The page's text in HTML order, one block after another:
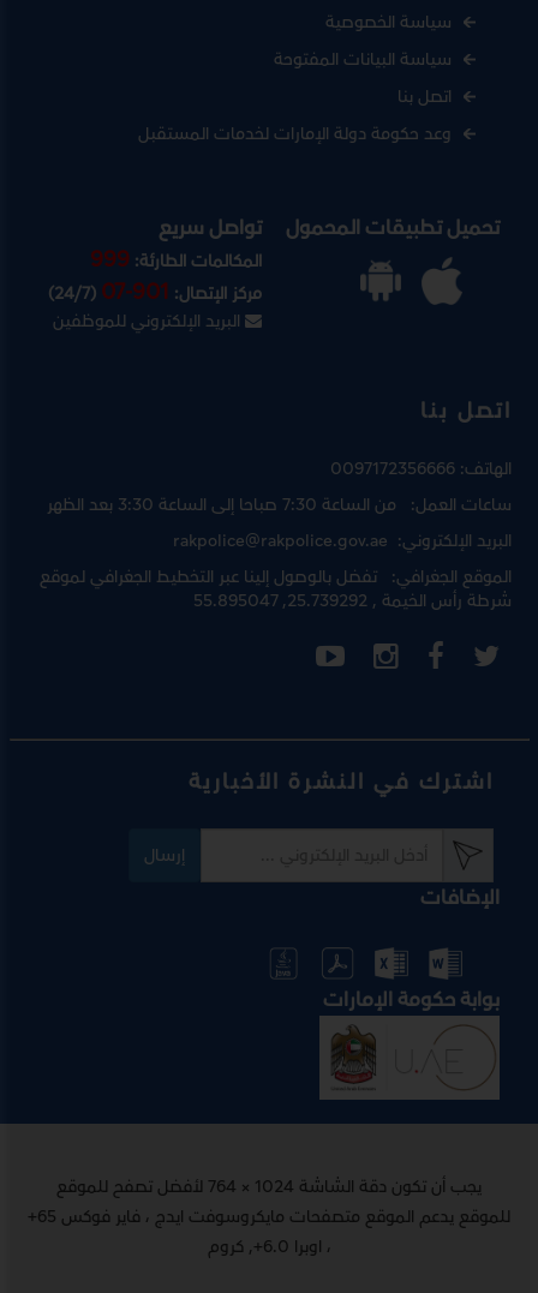
سياسة الخصوصية
سياسة البيانات المفتوحة
اتصل بنا
وعد حكومة دولة الإمارات لخدمات المستقبل
تحميل تطبيقات المحمول تواصل سريع
المكالمات الطارئة:999
مركز الإتصال:07-901
(24/7)
البريد الإلكتروني للموظفين
اتصل بنا
الهاتف:0097172356666
ساعات العمل: من الساعة 7:30 صباحا إلى الساعة 3:30 بعد الظهر
البريد الإلكتروني:rakpolice@rakpolice.gov.ae
الموقع الجغرافي: تفضل بالوصول إلينا عبرالتخطيط الجغرافي لموقع
شرطة رأس الخيمة, 25.739292, 55.895047
اشترك في النشرة الأخبارية
إرسال
الإضافات
بوابة حكومة الإمارات
يجب أن تكون دقة الشاشة 1024 × 764 لأفضل تصفح للموقع
للموقع يدعم الموقع متصفحات مايكروسوفت ايدج ، فاير فوكس 65+
، اوبرا 6.0+, كروم